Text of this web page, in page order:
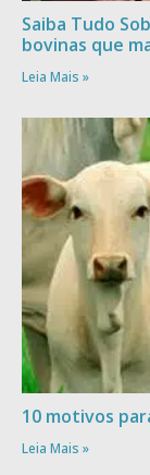
Saiba Tudo
bovinas que
Leia Mais »
10 motivos
Leia Mais »